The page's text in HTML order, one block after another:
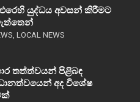
යුද්ධය අවසන් කිරීමට
, LOCAL NEWS
තත්ත්වයන් පිළිබඳ
අද විශේෂ